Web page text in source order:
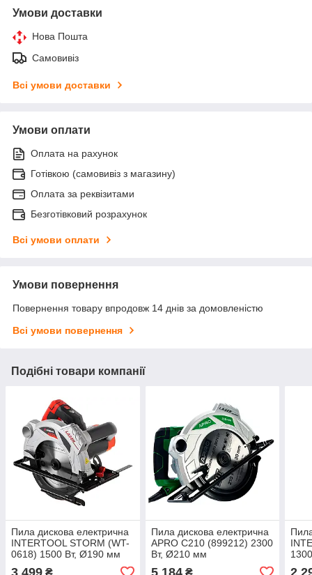
Умови доставки
Нова Пошта
Самовивіз
Всі умови доставки
Умови оплати
Оплата на рахунок
Готівкою (самовивіз з магазину)
Оплата за реквізитами
Безготівковий розрахунок
Всі умови оплати
Умови повернення
Повернення товару впродовж 14 днів за домовленістю
Всі умови повернення
Подібні товари компанії
Пила дискова електрична
INTERTOOL STORM (WT-
0618) 1500 Вт, Ø190 мм
Пила дискова електрична
APRO C210 (899212) 2300
Вт, Ø210 мм